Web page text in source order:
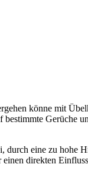
könne mit
Gerüche
eine zu hohe
direkten